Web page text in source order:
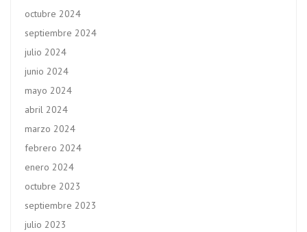
octubre 2024
septiembre 2024
julio 2024
junio 2024
mayo 2024
abril 2024
marzo 2024
febrero 2024
enero 2024
octubre 2023
septiembre 2023
julio 2023